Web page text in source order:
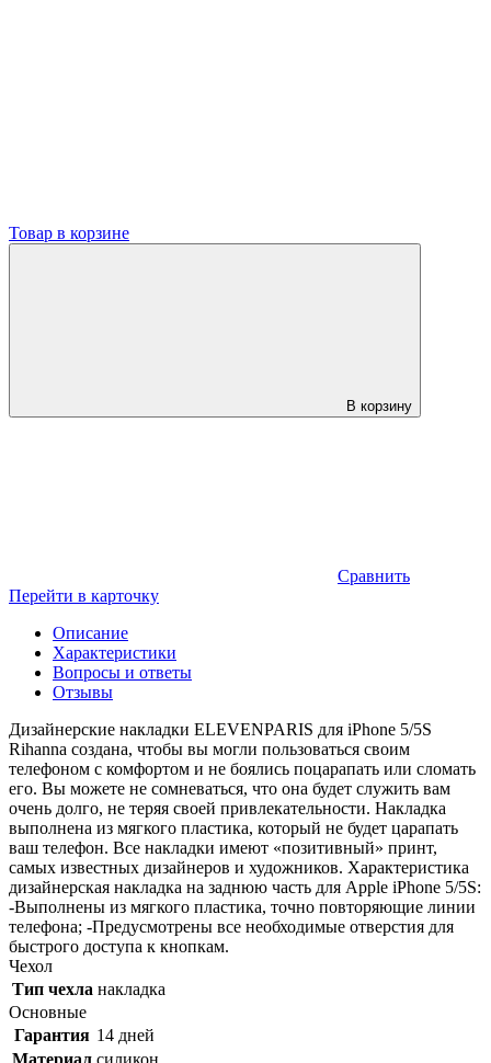
Товар в корзине
В корзину
Сравнить
Перейти в карточку
Описание
Характеристики
Вопросы и ответы
Отзывы
Дизайнерские накладки ELEVENPARIS для iPhone 5/5S
Rihanna создана, чтобы вы могли пользоваться своим
телефоном с комфортом и не боялись поцарапать или сломать
его. Вы можете не сомневаться, что она будет служить вам
очень долго, не теряя своей привлекательности. Накладка
выполнена из мягкого пластика, который не будет царапать
ваш телефон. Все накладки имеют «позитивный» принт,
самых известных дизайнеров и художников. Характеристика
дизайнерская накладка на заднюю часть для Apple iPhone 5/5S:
-Выполнены из мягкого пластика, точно повторяющие линии
телефона; -Предусмотрены все необходимые отверстия для
быстрого доступа к кнопкам.
Чехол
Тип чехла накладка
Основные
Гарантия 14 дней
Материал силикон